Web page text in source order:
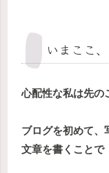
いまここ
心配性な私は先の
ブログを初めて、
文章を書くことで